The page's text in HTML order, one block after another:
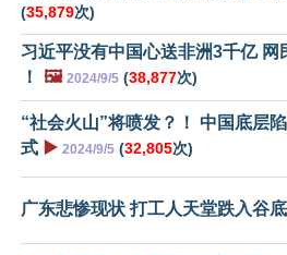
(35,879次)
习近平没有中国心送非洲3千亿 网
！
🖼️ 2024/9/5 (38,877次)
“社会火山”将喷发？！ 中国底层
式 ▶️ 2024/9/5 (32,805次)
广东悲惨现状 打工人天堂跌入谷底